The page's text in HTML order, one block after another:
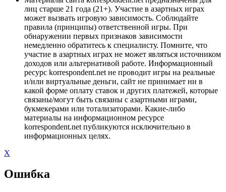
лиц старше 21 года (21+). Участие в азартных играх
может вызвать игровую зависимость. Соблюдайте
правила (принципы) ответственной игры. При
обнаружении первых признаков зависимости
немедленно обратитесь к специалисту. Помните, что
участие в азартных играх не может являться источником
доходов или альтернативой работе. Информационный
ресурс korrespondent.net не проводит игры на реальные
и/или виртуальные деньги, сайт не принимает ни в
какой форме оплату ставок и других платежей, которые
связаны/могут быть связаны с азартными играми,
букмекерами или тотализаторами. Какие-либо
материалы на информационном ресурсе
korrespondent.net публикуются исключительно в
информационных целях.
X
Ошибка